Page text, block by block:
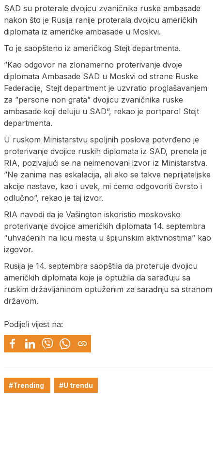
SAD su proterale dvojicu zvaničnika ruske ambasade
nakon što je Rusija ranije proterala dvojicu američkih
diplomata iz američke ambasade u Moskvi.
To je saopšteno iz američkog Stejt departmenta.
”Kao odgovor na zlonamerno proterivanje dvoje
diplomata Ambasade SAD u Moskvi od strane Ruske
Federacije, Stejt department je uzvratio proglašavanjem
za ”persone non grata” dvojicu zvaničnika ruske
ambasade koji deluju u SAD”, rekao je portparol Stejt
departmenta.
U ruskom Ministarstvu spoljnih poslova potvrđeno je
proterivanje dvojice ruskih diplomata iz SAD, prenela je
RIA, pozivajući se na neimenovani izvor iz Ministarstva.
”Ne zanima nas eskalacija, ali ako se takve neprijateljske
akcije nastave, kao i uvek, mi ćemo odgovoriti čvrsto i
odlučno”, rekao je taj izvor.
RIA navodi da je Vašington iskoristio moskovsko
proterivanje dvojice američkih diplomata 14. septembra
“uhvaćenih na licu mesta u špijunskim aktivnostima” kao
izgovor.
Rusija je 14. septembra saopštila da proteruje dvojicu
američkih diplomata koje je optužila da sarađuju sa
ruskim državljaninom optuženim za saradnju sa stranom
državom.
Podijeli vijest na:
#Trending #U trendu